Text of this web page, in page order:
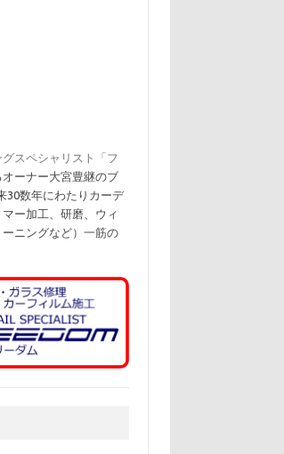
スペシャリスト「フ
ーナー大宮豊継のブ
30数年にわたりカーデ
ー加工、研磨、ウィ
ニングなど）一筋の